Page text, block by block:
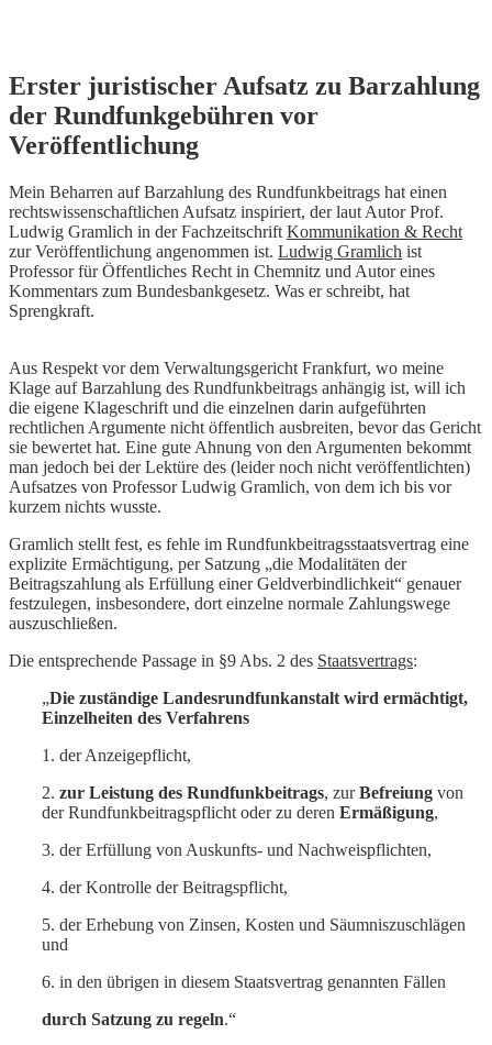
Skip
to
content
Erster juristischer Aufsatz zu Barzahlung
der Rundfunkgebühren vor
Veröffentlichung
Mein Beharren auf Barzahlung des Rundfunkbeitrags hat einen
rechtswissenschaftlichen Aufsatz inspiriert, der laut Autor Prof.
Ludwig Gramlich in der Fachzeitschrift Kommunikation & Recht
zur Veröffentlichung angenommen ist. Ludwig Gramlich ist
Professor für Öffentliches Recht in Chemnitz und Autor eines
Kommentars zum Bundesbankgesetz. Was er schreibt, hat
Sprengkraft.
Aus Respekt vor dem Verwaltungsgericht Frankfurt, wo meine
Klage auf Barzahlung des Rundfunkbeitrags anhängig ist, will ich
die eigene Klageschrift und die einzelnen darin aufgeführten
rechtlichen Argumente nicht öffentlich ausbreiten, bevor das Gericht
sie bewertet hat. Eine gute Ahnung von den Argumenten bekommt
man jedoch bei der Lektüre des (leider noch nicht veröffentlichten)
Aufsatzes von Professor Ludwig Gramlich, von dem ich bis vor
kurzem nichts wusste.
Gramlich stellt fest, es fehle im Rundfunkbeitragsstaatsvertrag eine
explizite Ermächtigung, per Satzung „die Modalitäten der
Beitragszahlung als Erfüllung einer Geldver­bindlichkeit“ genauer
festzulegen, insbesondere, dort einzelne normale Zahlungswege
auszuschließen.
Die entsprechende Passage in §9 Abs. 2 des Staatsvertrags:
„Die zuständige Landesrundfunkanstalt wird ermächtigt,
Einzelheiten des Verfahrens
1. der Anzeigepflicht,
2. zur Leistung des Rundfunkbeitrags, zurBefreiung von
der Rundfunkbeitragspflicht oder zu deren Ermäßigung,
3. der Erfüllung von Auskunfts- und Nachweispflichten,
4. der Kontrolle der Beitragspflicht,
5. der Erhebung von Zinsen, Kosten und Säumniszuschlägen
und
6. in den übrigen in diesem Staatsvertrag genannten Fällen
durch Satzung zu regeln.“